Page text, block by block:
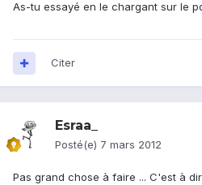
As-tu essayé en le chargant sur le
Citer
Esraa_
Posté(e) 7 mars 2012
Pas grand chose à faire ... C'est à